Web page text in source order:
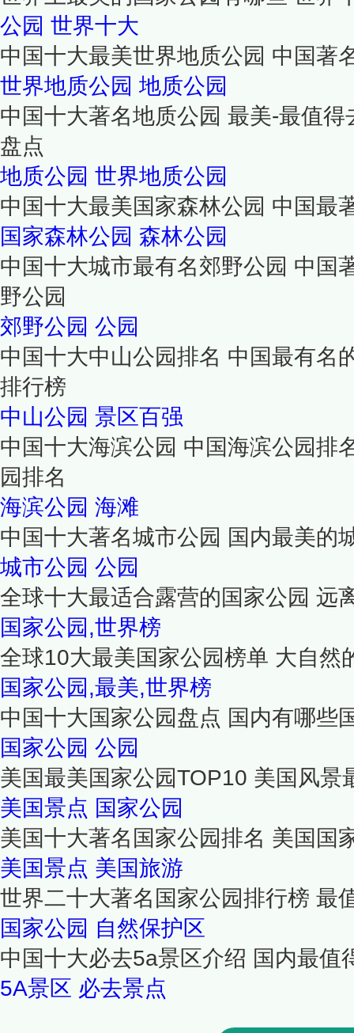
公园 世界十大
中国十大最美世界地质公园 中国著
世界地质公园 地质公园
中国十大著名地质公园 最美-最值
盘点
地质公园 世界地质公园
中国十大最美国家森林公园 中国最
国家森林公园 森林公园
中国十大城市最有名郊野公园 中国
野公园
郊野公园 公园
中国十大中山公园排名 中国最有名
排行榜
中山公园 景区百强
中国十大海滨公园 中国海滨公园排
园排名
海滨公园 海滩
中国十大著名城市公园 国内最美的
城市公园 公园
全球十大最适合露营的国家公园 远
国家公园,世界榜
全球10大最美国家公园榜单 大自然
国家公园,最美,世界榜
中国十大国家公园盘点 国内有哪些
国家公园 公园
美国最美国家公园TOP10 美国风景
美国景点 国家公园
美国十大著名国家公园排名 美国国
美国景点 美国旅游
世界二十大著名国家公园排行榜 最
国家公园 自然保护区
中国十大必去5a景区介绍 国内最值
5A景区 必去景点